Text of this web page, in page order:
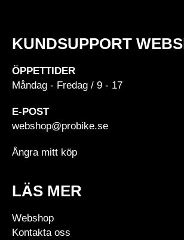
KUNDSUPPORT
ÖPPETTIDER
Måndag - Fredag / 9 - 17
E-POST
webshop@probike.se
Ångra mitt köp
LÄS MER
Webshop
Kontakta oss